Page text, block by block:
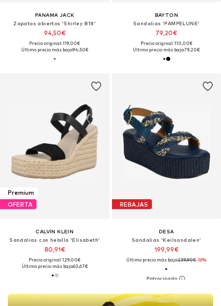
PANAMA JACK
Zapatos abiertos 'Shirley B18'
94,50€
Precio original: 119,00€
Último precio más bajo:94,50€
BAYTON
Sandalias 'PAMPELUNE'
79,20€
Precio original: 110,00€
Último precio más bajo:79,20€
Premium
OFERTA
CALVIN KLEIN
Sandalias con hebilla 'Elisabeth'
80,91€
Precio original: 129,00€
Último precio más bajo:63,67€
REBAJAS
DESA
Sandalias 'Keilsandalen'
199,99€
Último precio más bajo:239,90€-16%